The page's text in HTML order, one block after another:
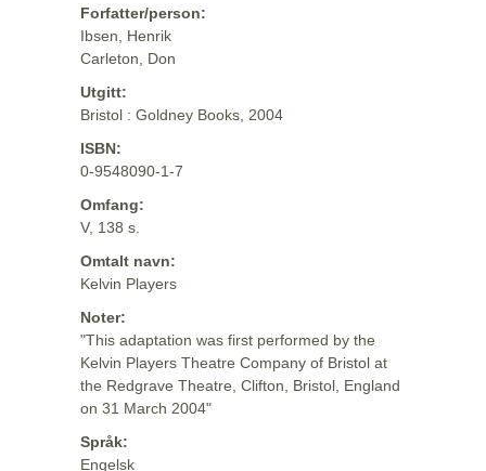
Forfatter/person:
Ibsen, Henrik
Carleton, Don
Utgitt:
Bristol : Goldney Books, 2004
ISBN:
0-9548090-1-7
Omfang:
V, 138 s.
Omtalt navn:
Kelvin Players
Noter:
"This adaptation was first performed by the
Kelvin Players Theatre Company of Bristol at
the Redgrave Theatre, Clifton, Bristol, England
on 31 March 2004"
Språk:
Engelsk